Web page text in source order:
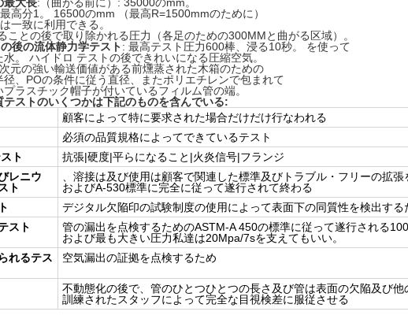
高分1。 16500のmm （最高R=1500mmのために）
一致に利用できる。
ことの後で取り除かれる圧力（各足のための300MMと曲がる区域）。
後の流体静力学テスト: 最高テスト圧力600棒、浸る10秒。 を使って
。 ハイドロ テストの後できれいになる圧縮空気。
元の強い輸送価値がある前燻蒸された木箱のための
径、POの条件に従う直径、またポリエチレンで包まれて
ラスチック帽子が付いているフィルム管の端。
テストのいくつかは下記のものを含んでいる:
顧客によって特に要求された場合だけだけ行なわれる
必須の品質規格によってできているテスト
ト
抗張|硬度|平らになること|火炎信号|フランジ
レニウ
ト
、溶接は及び使用は顧客で関連した標準及びトラブル・フリーの拡
およびA-530標準に完全に従って遂行されて終わる
デジタル欠陥印の試験制度の使用によって表面下の同質性を検出する
スト
管の漏出を点検するためのASTM-A 450の標準に従って遂行される
および最も大きい圧力私達は20Mpa/7sを支えてもいい。
れるテス
空気漏出の証拠を点検するため
不動態化の後で、管のひとつひとつの長さ及び管は表面の欠陥及び
訓練されたスタッフによって完全な目視検差に服従させる